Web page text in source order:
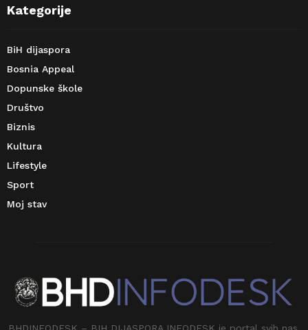
Kategorije
BiH dijaspora
Bosnia Appeal
Dopunske škole
Društvo
Biznis
Kultura
Lifestyle
Sport
Moj stav